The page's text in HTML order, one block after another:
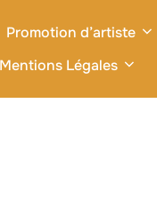
Promotion d’artiste
Mentions Légales